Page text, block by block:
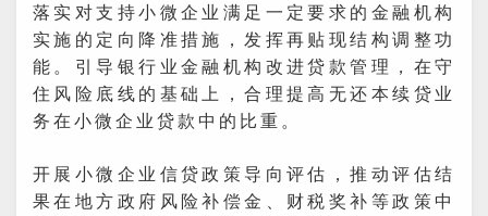
落实对支持小微企业满足一定要求的金融机构
实施的定向降准措施，发挥再贴现结构调整功
能。引导银行业金融机构改进贷款管理，在守
住风险底线的基础上，合理提高无还本续贷业
务在小微企业贷款中的比重。
开展小微企业信贷政策导向评估，推动评估结
果在地方政府风险补偿金、财税奖补等政策中